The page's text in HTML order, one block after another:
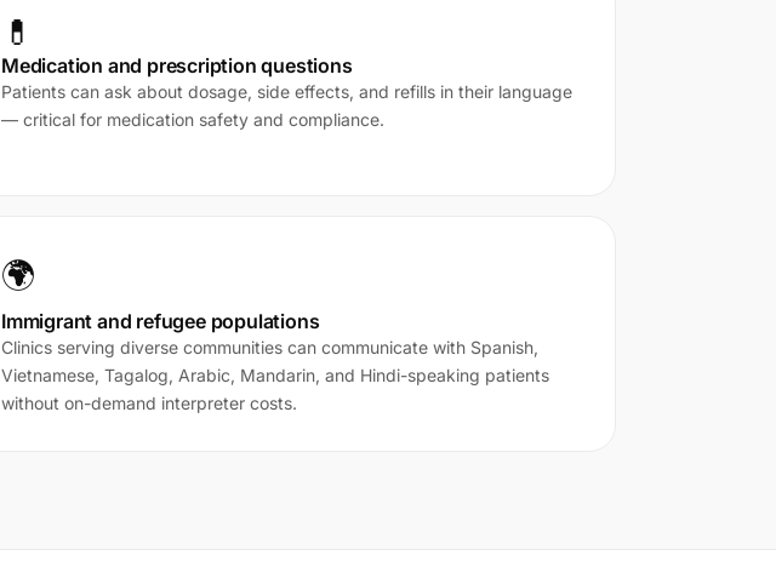
💊
Medication and prescription questions
Patients can ask about dosage, side effects, and refills in their language
— critical for medication safety and compliance.
🌍
Immigrant and refugee populations
Clinics serving diverse communities can communicate with Spanish,
Vietnamese, Tagalog, Arabic, Mandarin, and Hindi-speaking patients
without on-demand interpreter costs.